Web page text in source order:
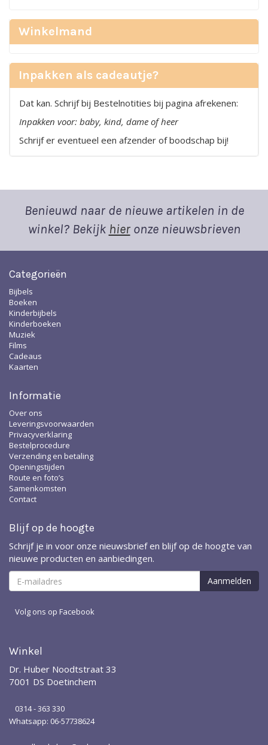
Winkelmand
Inpakken als cadeautje?
Dat kan. Schrijf bij Bestelnotities bij pagina afrekenen:
Inpakken voor: baby, kind, dame of heer
Schrijf er eventueel een afzender of boodschap bij!
Benieuwd naar de nieuwe artikelen in de
winkel? Bekijk hieronze nieuwsbrieven
Categorieën
Bijbels
Boeken
Kinderbijbels
Kinderboeken
Muziek
Films
Cadeaus
Kaarten
Informatie
Over ons
Leveringsvoorwaarden
Privacyverklaring
Bestelprocedure
Verzending en betaling
Openingstijden
Route en foto’s
Samenkomsten
Contact
Blijf op de hoogte
Schrijf je in voor onze nieuwsbrief en blijf op de hoogte van
nieuwe producten en aanbiedingen.
Volg ons op Facebook
Winkel
Dr. Huber Noodtstraat 33
7001 DS Doetinchem
0314 - 363 330
Whatsapp: 06-57738624